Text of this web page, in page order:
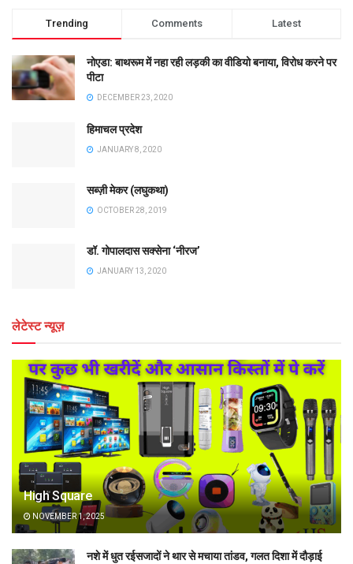
Trending Comments Latest
नोएडा: बाथरूम में नहा रही लड़की का वीडियो बनाया, विरोध करने पर
पीटा
DECEMBER 23, 2020
हिमाचल प्रदेश
JANUARY 8, 2020
सब्ज़ी मेकर (लघुकथा)
OCTOBER 28, 2019
डॉ. गोपालदास सक्सेना ‘नीरज’
JANUARY 13, 2020
लेटेस्ट न्यूज़
High Square
NOVEMBER 1, 2025
नशे में धुत रईसजादों ने थार से मचाया तांडव, गलत दिशा में दौड़ाई